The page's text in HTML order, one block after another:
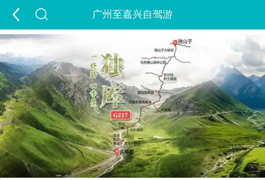
广州至嘉兴自驾游
定制游
出疆游 包车游 跟团游
夏令营 夕阳红 租车
景点 签证 酒店
精彩游记 旅行攻略 走进新疆